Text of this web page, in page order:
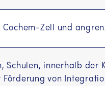
Cochem-Zell und
Schulen, innerhalb der
Förderung von